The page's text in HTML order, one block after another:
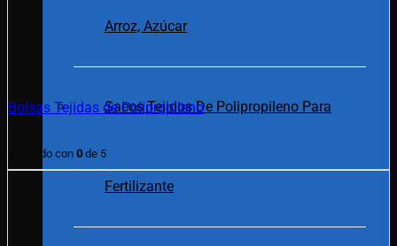
Arroz, Azúcar
Sacos Tejidos De Polipropileno Para
Fertilizante
Bolsas Tejidas de Polipropileno
Valorado con 0de 5